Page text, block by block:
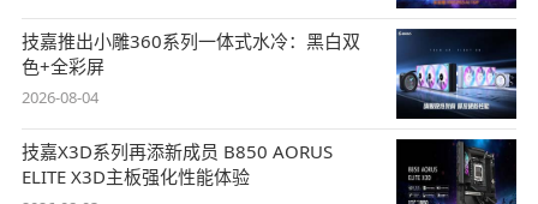
技嘉推出小雕360系列一体式水冷：黑白双
色+全彩屏
2026-08-04
技嘉X3D系列再添新成员 B850 AORUS
ELITE X3D主板强化性能体验